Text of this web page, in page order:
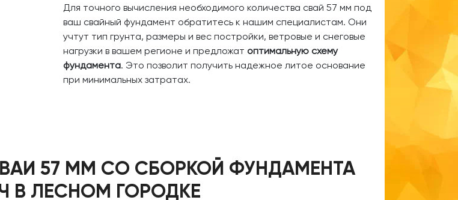
Для точного вычисления необходимого количества свай 57 мм под
ваш свайный фундамент обратитесь к нашим специалистам. Они
учтут тип грунта, размеры и вес постройки, ветровые и снеговые
нагрузки в вашем регионе и предложат оптимальную схему
фундамента. Это позволит получить надежное литое основание
при минимальных затратах.
57 ММ СО СБОРКОЙ ФУНДАМЕНТА
В ЛЕСНОМ ГОРОДКЕ